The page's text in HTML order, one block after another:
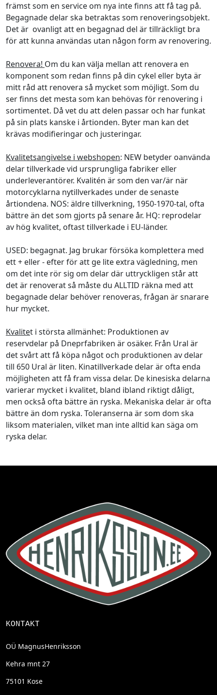
främst som en service om nya inte finns att få tag på.
Begagnade delar ska betraktas som renoveringsobjekt.
Det är ovanligt att en begagnad del är tillräckligt bra
för att kunna användas utan någon form av renovering.
Renovera! Om du kan välja mellan att renovera en
komponent som redan finns på din cykel eller byta är
mitt råd att renovera så mycket som möjligt. Som du
ser finns det mesta som kan behövas för renovering i
sortimentet. Då vet du att delen passar och har funkat
på sin plats kanske i årtionden. Byter man kan det
krävas modifieringar och justeringar.
Kvalitetsangivelse i webshopen: NEW betyder oanvända
delar tillverkade vid ursprungliga fabriker eller
underleverantörer. Kvalitén är som den var/är när
motorcyklarna nytillverkades under de senaste
årtiondena. NOS: äldre tillverkning, 1950-1970-tal, ofta
bättre än det som gjorts på senare år. HQ: reprodelar
av hög kvalitet, oftast tillverkade i EU-länder.
USED: begagnat. Jag brukar försöka komplettera med
ett + eller - efter för att ge lite extra vägledning, men
om det inte rör sig om delar där uttryckligen står att
det är renoverat så måste du ALLTID räkna med att
begagnade delar behöver renoveras, frågan är snarare
hur mycket.
Kvalitet i största allmänhet: Produktionen av
reservdelar på Dneprfabriken är osäker. Från Ural är
det svårt att få köpa något och produktionen av delar
till 650 Ural är liten. Kinatillverkade delar är ofta enda
möjligheten att få fram vissa delar. De kinesiska delarna
varierar mycket i kvalitet, bland ibland riktigt dåligt,
men också ofta bättre än ryska. Mekaniska delar är ofta
bättre än dom ryska. Toleranserna är som dom ska
liksom materialen, vilket man inte alltid kan säga om
ryska delar.
KONTAKT
OÜ MagnusHenriksson
Kehra mnt 27
75101 Kose